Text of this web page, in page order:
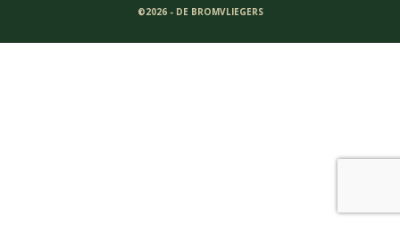
©2026 - DE BROMVLIEGERS